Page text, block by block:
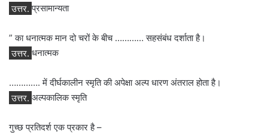
उत्तर. प्रसामान्यता
” का धनात्मक मान दो चरों के बीच ………… सहसंबंध दर्शाता है।
उत्तर. धनात्मक
…………. में दीर्घकालीन स्मृति की अपेक्षा अल्प धारण अंतराल होता है।
उत्तर. अल्पकालिक स्मृति
गुच्छ प्रतिदर्श एक प्रकार है –